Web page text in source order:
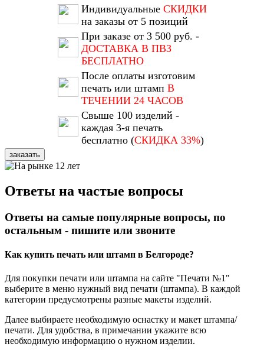
Индивидуальные СКИДКИ
на заказы от 5 позиций
При заказе от 3 500 руб. -
ДОСТАВКА В ПВЗ
БЕСПЛАТНО
После оплаты изготовим
печать или штамп В
ТЕЧЕНИИ 24 ЧАСОВ
Свыше 100 изделий -
каждая 3-я печать
бесплатно (СКИДКА 33%)
заказать
Ответы на частые вопросы
Ответы на самые популярные вопросы, по
остальным - пишите или звоните
Как купить печать или штамп в Белгороде?
Для покупки печати или штампа на сайте "Печати №1"
выберите в меню нужный вид печати (штампа). В каждой
категории предусмотрены разные макеты изделий.
Далее выбираете необходимую оснастку и макет штампа/
печати. Для удобства, в примечании укажите всю
необходимую информацию о нужном изделии.